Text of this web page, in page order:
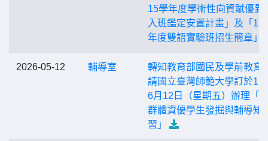
15學年度學術性向資賦優異
入班鑑定安置計畫」及「
年度雙語實驗班招生簡章」
2026-05-12 輔導室
轉知教育部國民及學前教育
請國立臺灣師範大學訂於
6月12日（星期五）辦理「
群體資優學生發掘與輔導知
習」